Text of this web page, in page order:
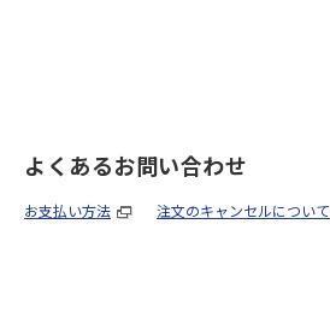
よくあるお問い合わせ
お支払い方法 注文のキャンセルについて